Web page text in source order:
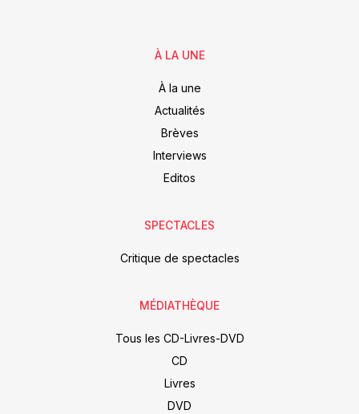
À LA UNE
À la une
Actualités
Brèves
Interviews
Editos
SPECTACLES
Critique de spectacles
MÉDIATHÈQUE
Tous les CD-Livres-DVD
CD
Livres
DVD